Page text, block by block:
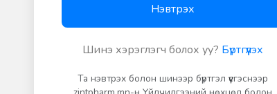
Нэвтрэх
Шинэ хэрэглэгч болох уу? Бүртгүүлэх
Та нэвтрэх болон шинээр бүртгэл үүсгэснээр